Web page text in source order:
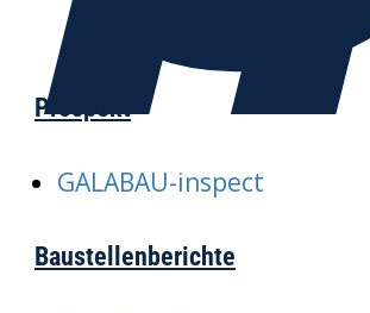
Prospekt
GALABAU-inspect
Baustellenberichte